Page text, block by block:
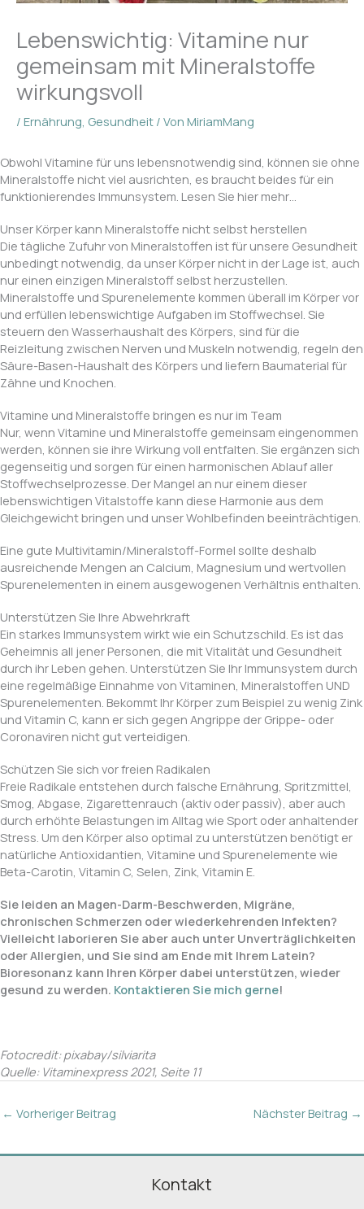
Lebenswichtig: Vitamine nur
gemeinsam mit Mineralstoffe
wirkungsvoll
/ Ernährung Gesundheit / Von MiriamMang
Obwohl Vitamine für uns lebensnotwendig sind, können sie ohne
Mineralstoffe nicht viel ausrichten, es braucht beides für ein
funktionierendes Immunsystem. Lesen Sie hier mehr…
Unser Körper kann Mineralstoffe nicht selbst herstellen
Die tägliche Zufuhr von Mineralstoffen ist für unsere Gesundheit
unbedingt notwendig, da unser Körper nicht in der Lage ist, auch
nur einen einzigen Mineralstoff selbst herzustellen.
Mineralstoffe und Spurenelemente kommen überall im Körper vor
und erfüllen lebenswichtige Aufgaben im Stoffwechsel. Sie
steuern den Wasserhaushalt des Körpers, sind für die
Reizleitung zwischen Nerven und Muskeln notwendig, regeln den
Säure-Basen-Haushalt des Körpers und liefern Baumaterial für
Zähne und Knochen.
Vitamine und Mineralstoffe bringen es nur im Team
Nur, wenn Vitamine und Mineralstoffe gemeinsam eingenommen
werden, können sie ihre Wirkung voll entfalten. Sie ergänzen sich
gegenseitig und sorgen für einen harmonischen Ablauf aller
Stoffwechselprozesse. Der Mangel an nur einem dieser
lebenswichtigen Vitalstoffe kann diese Harmonie aus dem
Gleichgewicht bringen und unser Wohlbefinden beeinträchtigen.
Eine gute Multivitamin/Mineralstoff-Formel sollte deshalb
ausreichende Mengen an Calcium, Magnesium und wertvollen
Spurenelementen in einem ausgewogenen Verhältnis enthalten.
Unterstützen Sie Ihre Abwehrkraft
Ein starkes Immunsystem wirkt wie ein Schutzschild. Es ist das
Geheimnis all jener Personen, die mit Vitalität und Gesundheit
durch ihr Leben gehen. Unterstützen Sie Ihr Immunsystem durch
eine regelmäßige Einnahme von Vitaminen, Mineralstoffen UND
Spurenelementen. Bekommt Ihr Körper zum Beispiel zu wenig Zink
und Vitamin C, kann er sich gegen Angrippe der Grippe- oder
Coronaviren nicht gut verteidigen.
Schützen Sie sich vor freien Radikalen
Freie Radikale entstehen durch falsche Ernährung, Spritzmittel,
Smog, Abgase, Zigarettenrauch (aktiv oder passiv), aber auch
durch erhöhte Belastungen im Alltag wie Sport oder anhaltender
Stress. Um den Körper also optimal zu unterstützen benötigt er
natürliche Antioxidantien, Vitamine und Spurenelemente wie
Beta-Carotin, Vitamin C, Selen, Zink, Vitamin E.
Sie leiden an Magen-Darm-Beschwerden, Migräne,
chronischen Schmerzen oder wiederkehrenden Infekten?
Vielleicht laborieren Sie aber auch unter Unverträglichkeiten
oder Allergien, und Sie sind am Ende mit Ihrem Latein?
Bioresonanz kann Ihren Körper dabei unterstützen, wieder
gesund zu werden. Kontaktieren Sie mich gerne!
Fotocredit: pixabay/silviarita
Quelle: Vitaminexpress 2021, Seite 11
← Vorheriger Beitrag Nächster Beitrag →
Kontakt